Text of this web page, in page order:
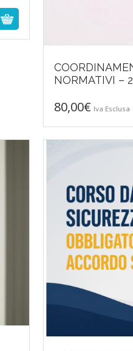
NORMATIVI –
80,00€ Iva Esclusa